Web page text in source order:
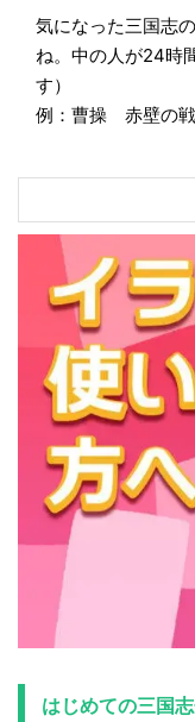
気になった三国志
ね。中の人が24時
す）
例：曹操 赤壁の
はじめての三国